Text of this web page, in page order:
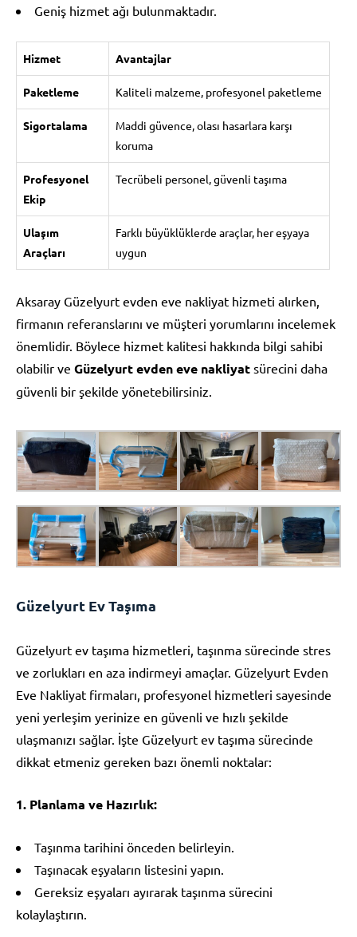
Geniş hizmet ağı bulunmaktadır.
Hizmet Avantajlar
Paketleme Kaliteli malzeme, profesyonel paketleme
Sigortalama
Maddi güvence, olası hasarlara karşı
koruma
Profesyonel
Ekip
Tecrübeli personel, güvenli taşıma
Ulaşım
Araçları
Farklı büyüklüklerde araçlar, her eşyaya
uygun
Aksaray Güzelyurt evden eve nakliyat hizmeti alırken,
firmanın referanslarını ve müşteri yorumlarını incelemek
önemlidir. Böylece hizmet kalitesi hakkında bilgi sahibi
olabilir ve Güzelyurt evden eve nakliyat sürecini daha
güvenli bir şekilde yönetebilirsiniz.
Güzelyurt Ev Taşıma
Güzelyurt ev taşıma hizmetleri, taşınma sürecinde stres
ve zorlukları en aza indirmeyi amaçlar. Güzelyurt Evden
Eve Nakliyat firmaları, profesyonel hizmetleri sayesinde
yeni yerleşim yerinize en güvenli ve hızlı şekilde
ulaşmanızı sağlar. İşte Güzelyurt ev taşıma sürecinde
dikkat etmeniz gereken bazı önemli noktalar:
1. Planlama ve Hazırlık:
Taşınma tarihini önceden belirleyin.
Taşınacak eşyaların listesini yapın.
Gereksiz eşyaları ayırarak taşınma sürecini
kolaylaştırın.